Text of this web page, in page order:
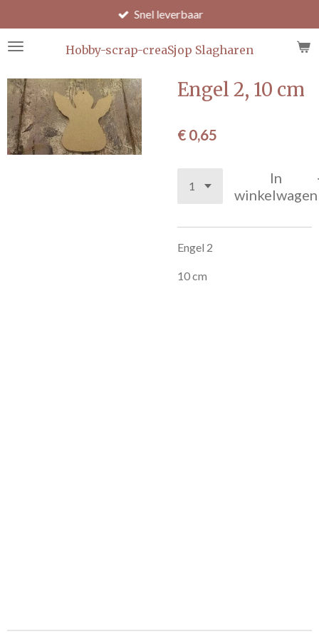
direct
naar
hoofdinhoud
Hobby-scrap-creaSjop Slagharen
Snel leverbaar
Engel 2, 10 cm
€ 0,65
In
winkelwagen
Engel 2
10 cm